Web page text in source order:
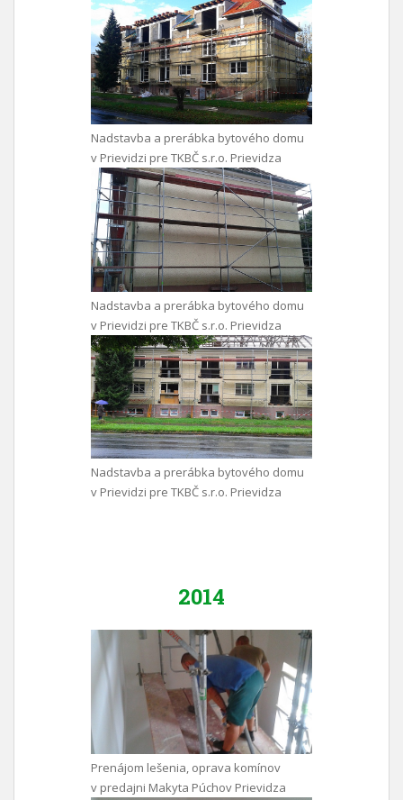
Nadstavba a prerábka bytového domu
v Prievidzi pre TKBČ s.r.o. Prievidza
Nadstavba a prerábka bytového domu
v Prievidzi pre TKBČ s.r.o. Prievidza
Nadstavba a prerábka bytového domu
v Prievidzi pre TKBČ s.r.o. Prievidza
2014
Prenájom lešenia, oprava komínov
v predajni Makyta Púchov Prievidza